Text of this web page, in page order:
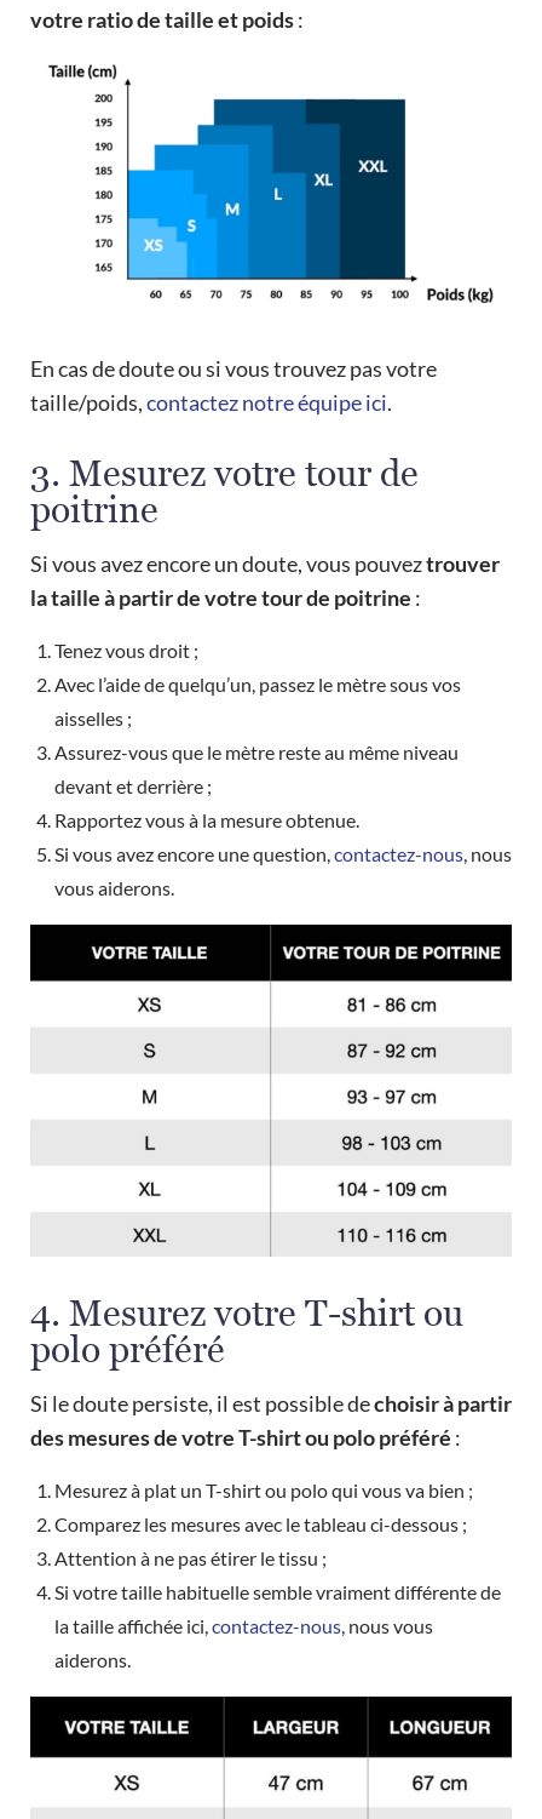
votre ratio de taille et poids:
En cas de doute ou si vous trouvez pas votre
taille/poids,contactez notre équipe ici.
3. Mesurez votre tour de
poitrine
Si vous avez encore un doute, vous pouveztrouver
la taille à partir de votre tour de poitrine :
Tenez vous droit ;
Avec l’aide de quelqu’un, passez le mètre sous vos
aisselles ;
Assurez-vous que le mètre reste au même niveau
devant et derrière ;
Rapportez vous à la mesure obtenue.
Si vous avez encore une question,contactez-nous, nous
vous aiderons.
4. Mesurez votre T-shirt ou
polo préféré
Si le doute persiste, il est possible dechoisir à partir
des mesures de votre T-shirt ou polo préféré :
Mesurez à plat un T-shirt ou polo qui vous va bien ;
Comparez les mesures avec le tableau ci-dessous ;
Attention à ne pas étirer le tissu ;
Si votre taille habituelle semble vraiment différente de
la taille affichée ici,contactez-nous, nous vous
aiderons.